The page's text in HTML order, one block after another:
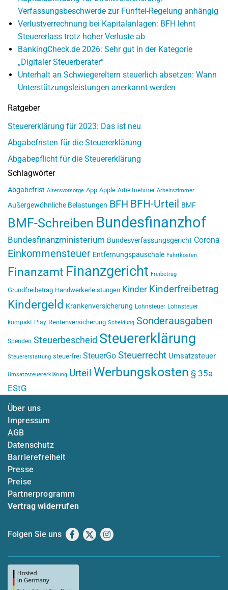
Verfassungsbeschwerde zur Fünftel-Regelung anhängig
Verlustverrechnung bei Kapitalanlagen: BFH lehnt
Steuererlass trotz hoher Verluste ab
BankingCheck.de 2026: Sehr gut in der Kategorie
„Digitaler Steuerberater“
Unterhalt an Schwiegereltern steuerlich absetzen: Wann
Unterstützungsleistungen anerkannt werden
Ratgeber
Steuererklärung für 2023: Das ist neu
Abgabefristen für die Steuererklärung
Abgabepflicht für die Steuererklärung
Schlagwörter
Abgabefrist Altersvorsorge App Apple Arbeitnehmer Arbeitszimmer
Außergewöhnliche Belastungen BFH BFH-Urteil BMF
BMF-Schreiben Bundesfinanzhof
Bundesfinanzministerium Bundesverfassungsgericht Corona
Einkommensteuer Entfernungspauschale Fahrtkosten
Finanzamt Finanzgericht Freibetrag
Grundfreibetrag Handwerkerleistungen Kinder Kinderfreibetrag
Kindergeld Krankenversicherung Lohnsteuer Lohnsteuer
kompakt Play Rentenversicherung Scheidung Sonderausgaben
Spenden Steuerbescheid Steuererklärung
Steuererstattung steuerfrei SteuerGo Steuerrecht Umsatzsteuer
Umsatzsteuererklärung Urteil Werbungskosten § 35a
EStG
Über uns
Impressum
AGB
Datenschutz
Barrierefreiheit
Presse
Preise
Partnerprogramm
Vertrag widerrufen
Folgen Sie uns Facebook
X Instagram